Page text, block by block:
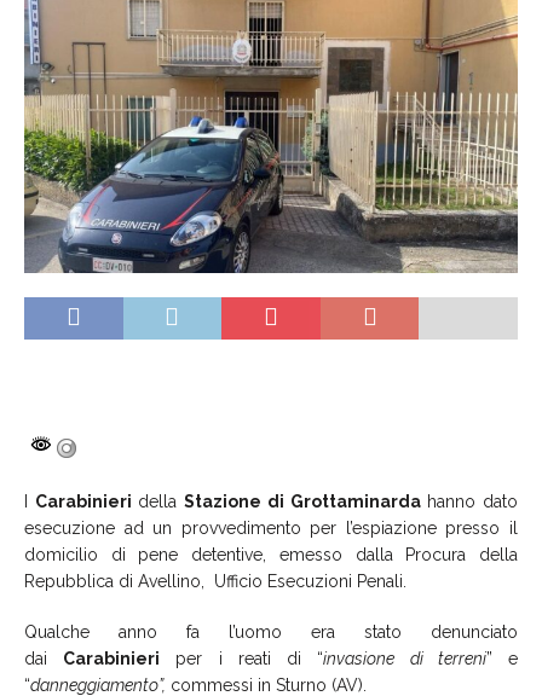
I Carabinieri dellaStazione di Grottaminardahanno dato
esecuzione ad un provvedimento per l’espiazione presso il
domicilio di pene detentive, emesso dalla Procura della
Repubblica di Avellino, Ufficio Esecuzioni Penali.
Qualche anno fa l’uomo era stato denunciato
dai Carabinieri per i reati di “invasione di terreni” e
“danneggiamento”, commessi in Sturno (AV).